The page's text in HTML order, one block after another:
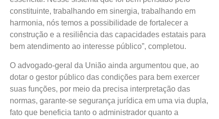
constituinte, trabalhando em sinergia, trabalhando em
harmonia, nós temos a possibilidade de fortalecer a
construção e a resiliência das capacidades estatais para
bem atendimento ao interesse público”, completou.
O advogado-geral da União ainda argumentou que, ao
dotar o gestor público das condições para bem exercer
suas funções, por meio da precisa interpretação das
normas, garante-se segurança jurídica em uma via dupla,
fato que beneficia tanto o administrador quanto a